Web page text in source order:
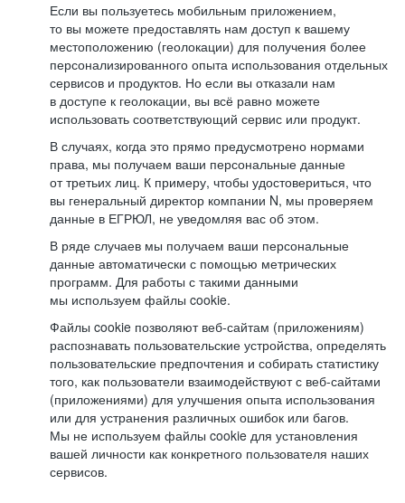
Если вы пользуетесь мобильным приложением,
то вы можете предоставлять нам доступ к вашему
местоположению (геолокации) для получения более
персонализированного опыта использования отдельных
сервисов и продуктов. Но если вы отказали нам
в доступе к геолокации, вы всё равно можете
использовать соответствующий сервис или продукт.
В случаях, когда это прямо предусмотрено нормами
права, мы получаем ваши персональные данные
от третьих лиц. К примеру, чтобы удостовериться, что
вы генеральный директор компании N, мы проверяем
данные в ЕГРЮЛ, не уведомляя вас об этом.
В ряде случаев мы получаем ваши персональные
данные автоматически с помощью метрических
программ. Для работы с такими данными
мы используем файлы cookie.
Файлы cookie позволяют веб-сайтам (приложениям)
распознавать пользовательские устройства, определять
пользовательские предпочтения и собирать статистику
того, как пользователи взаимодействуют с веб-сайтами
(приложениями) для улучшения опыта использования
или для устранения различных ошибок или багов.
Мы не используем файлы cookie для установления
вашей личности как конкретного пользователя наших
сервисов.